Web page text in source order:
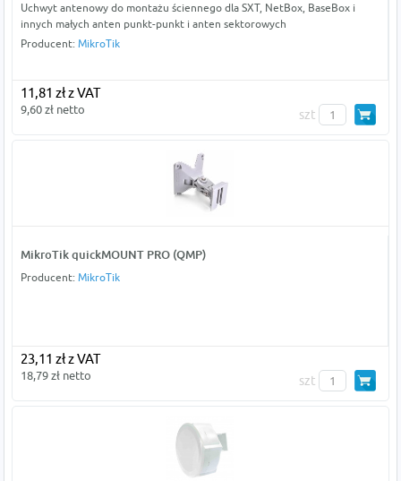
Uchwyt antenowy do montażu ściennego dla SXT, NetBox, BaseBox i
innych małych anten punkt-punkt i anten sektorowych
Producent: MikroTik
11,81 zł z VAT
9,60 zł netto szt
MikroTik quickMOUNT PRO (QMP)
Producent: MikroTik
23,11 zł z VAT
18,79 zł netto szt